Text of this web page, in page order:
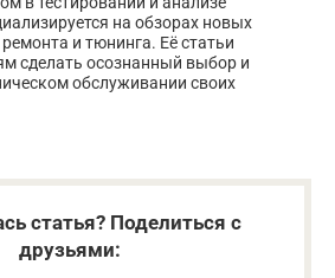
на обзорах новых
и тюнинга. Её статьи
сделать осознанный выбор и
обслуживании своих
статья? Поделиться с
друзьями: